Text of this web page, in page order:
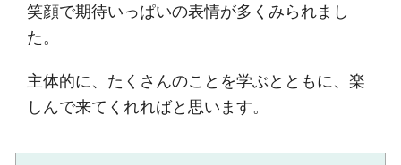
笑顔で期待いっぱいの表情が多くみられまし
た。
主体的に、たくさんのことを学ぶとともに、楽
しんで来てくれればと思います。